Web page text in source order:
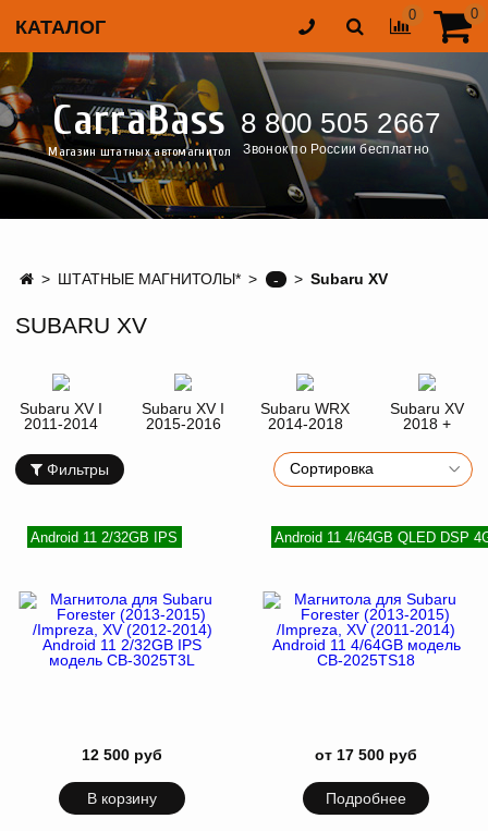
КАТАЛОГ
0 0
CarraBass
Магазин штатных автомагнитол
8 800 505 2667
Звонок по России бесплатно
ШТАТНЫЕ МАГНИТОЛЫ* - Subaru XV
SUBARU XV
Subaru XV I
2011-2014
Subaru XV I
2015-2016
Subaru WRX
2014-2018
Subaru XV
2018 +
Фильтры
Android 11 2/32GB IPS
12 500 руб
В корзину
Android 11 4/64GB QLED DSP
от 17 500 руб
Подробнее